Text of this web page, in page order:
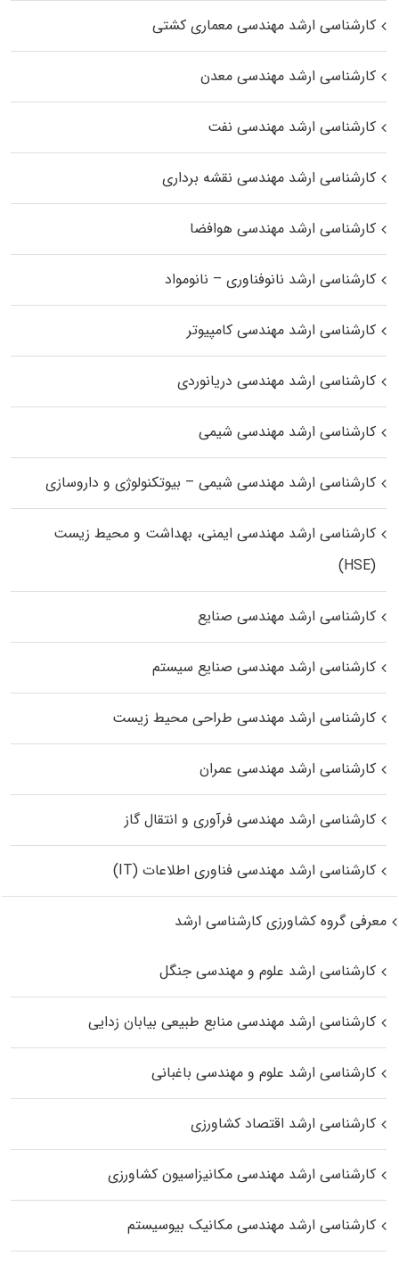
کارشناسی ارشد مهندسی معماری کشتی
کارشناسی ارشد مهندسی معدن
کارشناسی ارشد مهندسی نفت
کارشناسی ارشد مهندسی نقشه برداری
کارشناسی ارشد مهندسی هوافضا
کارشناسی ارشد نانوفناوری – نانومواد
کارشناسی ارشد مهندسی کامپیوتر
کارشناسی ارشد مهندسی دریانوردی
کارشناسی ارشد مهندسی شیمی
کارشناسی ارشد مهندسی شیمی – بیوتکنولوژی و داروسازی
کارشناسی ارشد مهندسی ایمنی، بهداشت و محیط زیست
(HSE)
کارشناسی ارشد مهندسی صنایع
کارشناسی ارشد مهندسی صنایع سیستم
کارشناسی ارشد مهندسی طراحی محیط زیست
کارشناسی ارشد مهندسی عمران
کارشناسی ارشد مهندسی فرآوری و انتقال گاز
کارشناسی ارشد مهندسی فناوری اطلاعات (IT)
معرفی گروه کشاورزی کارشناسی ارشد
کارشناسی ارشد علوم و مهندسی جنگل
کارشناسی ارشد مهندسی منابع طبیعی بیابان زدایی
کارشناسی ارشد علوم و مهندسی باغبانی
کارشناسی ارشد اقتصاد کشاورزی
کارشناسی ارشد مهندسی مکانیزاسیون کشاورزی
کارشناسی ارشد مهندسی مکانیک بیوسیستم